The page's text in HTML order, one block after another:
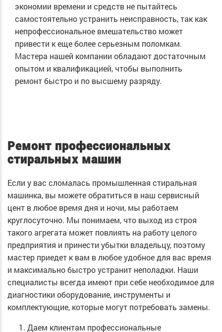
экономии времени и средств не пытайтесь
самостоятельно устранить неисправность, так как
непрофессиональное вмешательство может
привести к еще более серьезным поломкам.
Мастера нашей компании обладают достаточным
опытом и квалификацией, чтобы выполнить
ремонт быстро и по высшему разряду.
Ремонт профессиональных
стиральных машин
Если у вас сломалась промышленная стиральная
машинка, вы можете обратиться в наш сервисный
цент в любое время дня и ночи, мы работаем
круглосуточно. Мы понимаем, что выход из строя
такого агрегата может повлиять на работу целого
предприятия и принести убытки владельцу, поэтому
мастер приедет к вам в любое удобное для вас время
и максимально быстро устранит неполадки. Наши
специалисты всегда имеют при себе необходимое для
диагностики оборудование, инструменты и
комплектующие, которые могут потребовать замены.
Даем клиентам профессиональные